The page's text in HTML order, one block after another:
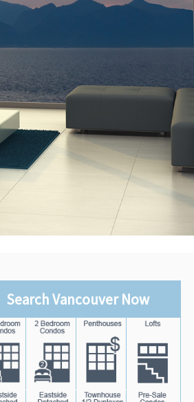
Search Vancouver Now